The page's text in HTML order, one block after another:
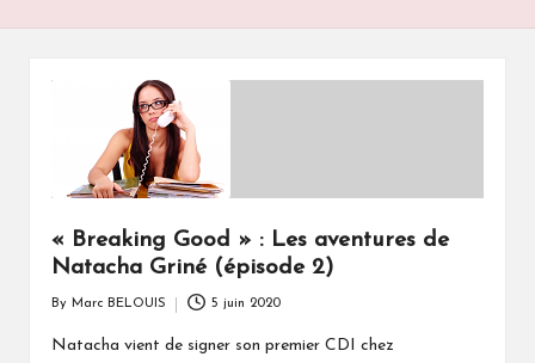
« Breaking Good » : Les aventures de
Natacha Griné (épisode 2)
by
By Marc BELOUIS 5 juin 2020
Natacha vient de signer son premier CDI chez